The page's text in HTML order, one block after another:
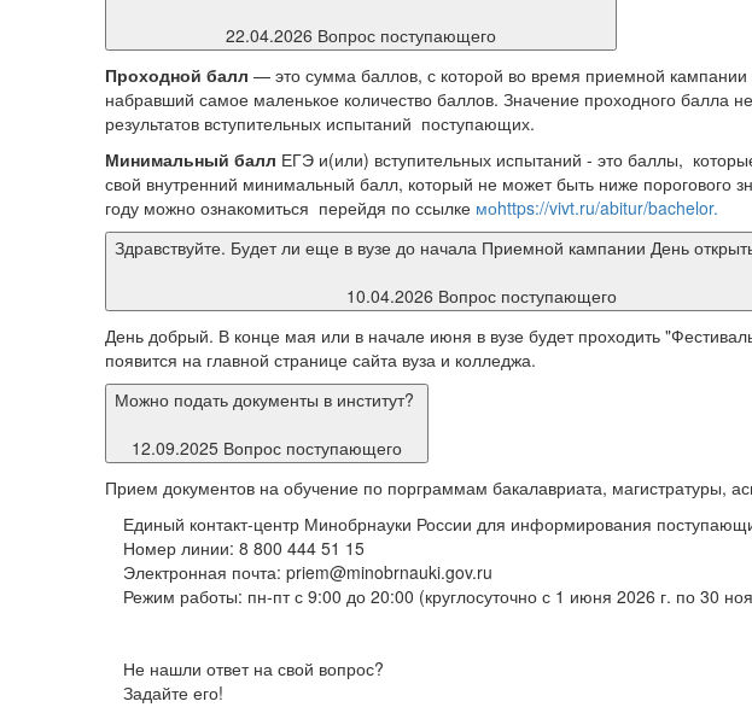
22.04.2026 Вопрос поступающего
Проходной балл — это сумма баллов, с которой во время приемной
набравший самое маленькое количество баллов. Значение проходного балла
результатов вступительных испытаний поступающих.
Минимальный балл ЕГЭ и(или) вступительных испытаний - это баллы,
свой внутренний минимальный балл, который не может быть ниже порогового
году можно ознакомиться перейдя по ссылке моhttps://vivt.ru/abitur/bachelor.
Здравствуйте. Будет ли еще в вузе до начала Приемной кампании День
10.04.2026 Вопрос поступающего
День добрый. В конце мая или в начале июня в вузе будет проходить
появится на главной странице сайта вуза и колледжа.
Можно подать документы в институт?
12.09.2025 Вопрос поступающего
Прием документов на обучение по порграммам бакалавриата, магистратуры,
Единый контакт-центр Минобрнауки России для информирования
Номер линии: 8 800 444 51 15
Электронная почта: priem@minobrnauki.gov.ru
Режим работы: пн-пт с 9:00 до 20:00 (круглосуточно с 1 июня 2026 г. по 30
Не нашли ответ на свой вопрос?
Задайте его!